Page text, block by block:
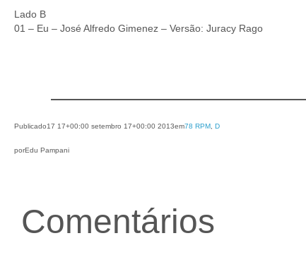
Lado B
01 – Eu – José Alfredo Gimenez – Versão: Juracy Rago
Publicado17 17+00:00 setembro 17+00:00 2013em78 RPM D
porEdu Pampani
Comentários